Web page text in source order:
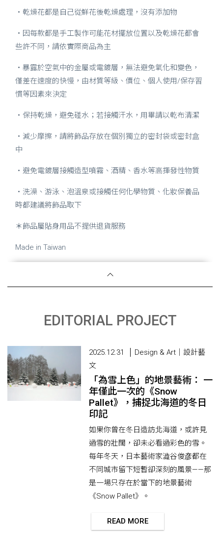
・乾燥花都是自己從鮮花後乾燥處理，沒有添加物
・因每款都是手工製作可能花材擺放位置以及乾燥花都會
些許不同，請依實際商品為主
・暴露於空氣中的金屬或電鍍層，無法避免氧化和變色，
僅差在速度的快慢，由材質等級、價位、個人使用/保存習
慣等因素來決定
・保持乾燥，避免碰水；若接觸汗水，用畢請以乾布清潔
・減少摩擦，請將飾品存放在個別獨立的密封袋或密封盒
中
・避免電鍍層接觸造型噴霧、酒精、香水等高揮發性物質
・洗澡、游泳、泡溫泉或接觸任何化學物質、化妝保養品
時都建議將飾品取下
＊飾品屬貼身用品不提供退貨服務
Made in Taiwan
EDITORIAL PROJECT
2025.12.31
Design & Art｜設計藝
文
「為雪上色」的地景藝術： 一
年僅此一次的《Snow
Pallet》，捕捉北海道的冬日
印記
如果你曾在冬日造訪北海道，或許見
過雪的壯闊，卻未必看過彩色的雪。
每年冬天，日本藝術家澁谷俊彦都在
不同城市留下短暫卻深刻的風景——那
是一場只存在於當下的地景藝術
《Snow Pallet》。
READ MORE